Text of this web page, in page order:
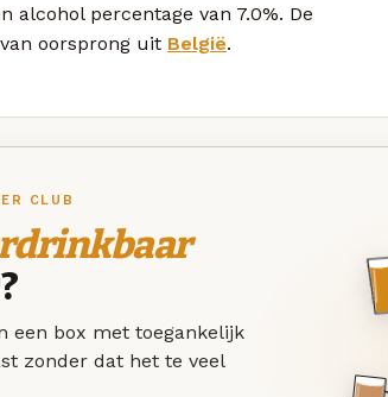
alcohol percentage van 7.0%. De
oorsprong uit België.
CLUB
een box met toegankelijk
zonder dat het te veel